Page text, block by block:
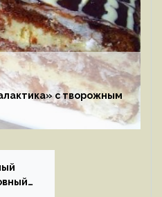
с творожным